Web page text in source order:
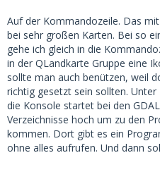
Auf der Kommandozeile. Das
bei sehr großen Karten. Bei so
gehe ich gleich in die
in der QLandkarte Gruppe eine
sollte man auch benützen, weil
richtig gesetzt sein sollten.
die Konsole startet bei den
Verzeichnisse hoch um zu den
kommen. Dort gibt es ein
ohne alles aufrufen. Und dann